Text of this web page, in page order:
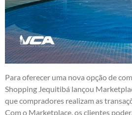
Para oferecer uma nova opção de
Shopping Jequitibá lançou
que compradores realizam as
Com o Marketplace, os clientes